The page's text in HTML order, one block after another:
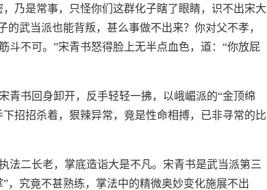
乃是常事，只怪你们这群化子瞎了眼睛，识不出宋大
武当派也能背叛，甚么事做不出来？你对父不孝，
斗不可。”宋青书怒得脸上无半点血色，道：“你放屁
青书回身卸开，反手轻轻一拂，以峨嵋派的“金顶绵
招招杀着，狠辣异常，竟是性命相搏，已非寻常的比
法二长老，掌底造诣大是不凡。宋青书是武当派第三
，究竟不甚熟练，掌法中的精微奥妙变化施展不出